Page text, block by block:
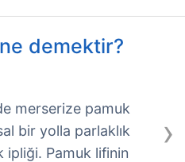
demektir?
›
merserize pamuk
bir yolla parlaklık
ipliği. Pamuk lifinin